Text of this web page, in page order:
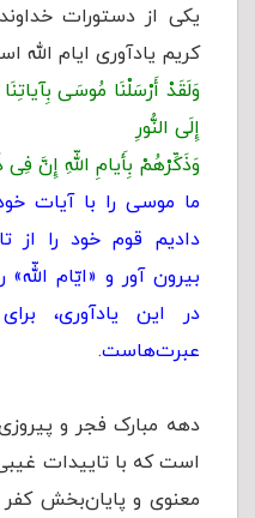
یکی از دستورات
کریم یادآوری ایام الله
وَلَقَدْ أَرْسَلْنَا مُوسَی
إِلَی النُّورِ
وَذَکِّرْهُمْ بِأَیامِ اللّهِ إِنَّ
ما موسی را با آیات
دادیم قوم خود را از
بيرون آور و «ایّام
در اين يادآورى‌،
عبرت‌هاست.
دهه مبارک فجر و
است که با تاییدات
معنوی و پایان‌بخش کفر و